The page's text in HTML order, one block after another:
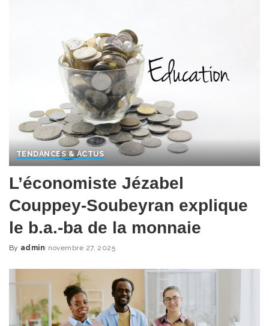
TENDANCES & ACTUS
L’économiste Jézabel
Couppey-Soubeyran explique
le b.a.-ba de la monnaie
Posted
By admin novembre 27, 2025